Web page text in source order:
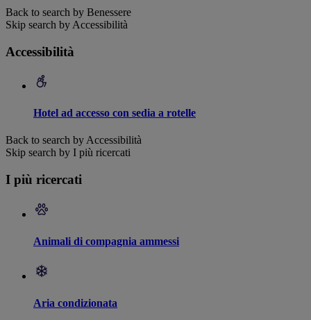
Back to search by Benessere
Skip search by Accessibilità
Accessibilità
Hotel ad accesso con sedia a rotelle
Back to search by Accessibilità
Skip search by I più ricercati
I più ricercati
Animali di compagnia ammessi
Aria condizionata